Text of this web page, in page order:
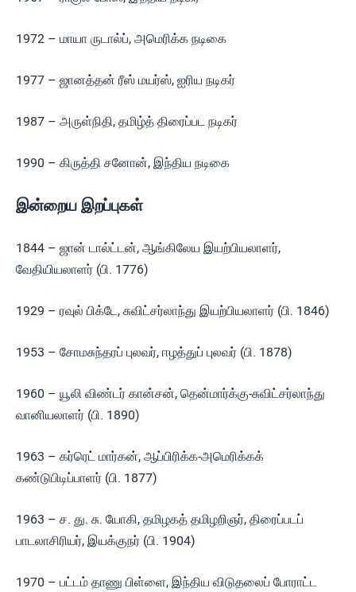
1972 – மாயா ருடால்ப், அமெரிக்க நடிகை
1977 – ஜானத்தன் ரீஸ் மயர்ஸ், ஐரிய நடிகர்
1987 – அருள்நிதி, தமிழ்த் திரைப்பட நடிகர்
1990 – கிருத்தி சனோன், இந்திய நடிகை
இன்றைய இறப்புகள்
1844 – ஜான் டால்ட்டன், ஆங்கிலேய இயற்பியலாளர்,
வேதியியலாளர் (பி. 1776)
1929 – ரவுல் பிக்டே, சுவிட்சர்லாந்து இயற்பியலாளர் (பி. 1846)
1953 – சோமசுந்தரப் புலவர், ஈழத்துப் புலவர் (பி. 1878)
1960 – யூலி விண்டர் கான்சன், தென்மார்க்கு-சுவிட்சர்லாந்து
வானியலாளர் (பி. 1890)
1963 – கர்ரெட் மார்கன், ஆப்பிரிக்க-அமெரிக்கக்
கண்டுபிடிப்பாளர் (பி. 1877)
1963 – ச. து. சு. யோகி, தமிழகத் தமிழறிஞர், திரைப்படப்
பாடலாசிரியர், இயக்குநர் (பி. 1904)
1970 – பட்டம் தாணு பிள்ளை, இந்திய விடுதலைப் போராட்ட